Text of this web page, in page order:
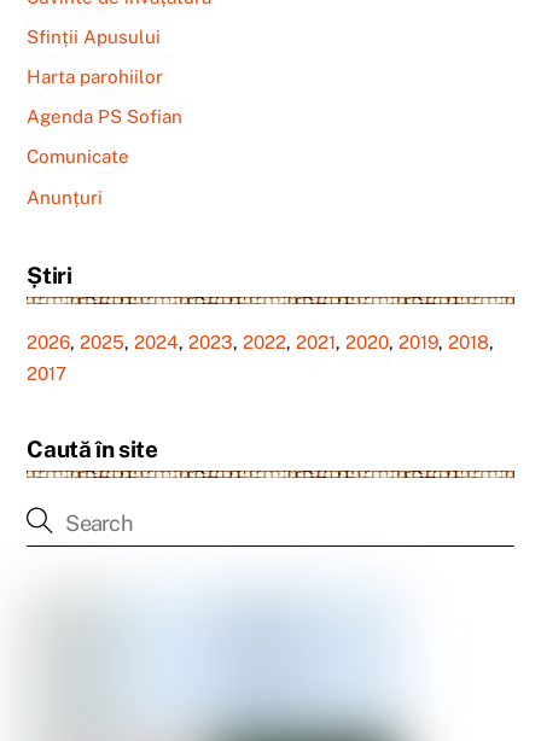
Sfinții Apusului
Harta parohiilor
Agenda PS Sofian
Comunicate
Anunțuri
Știri
2026,2025,2024,2023,2022,2021,2020,2019,2018,
2017
Caută în site